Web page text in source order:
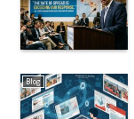
Blog